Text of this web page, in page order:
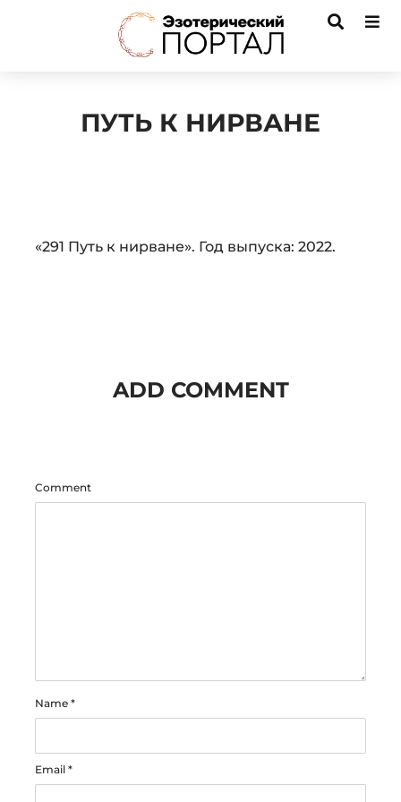
ПУТЬ К НИРВАНЕ
Audio
«291 Путь к нирване». Год выпуска: 2022.
ADD COMMENT
Comment
Name *
Email *